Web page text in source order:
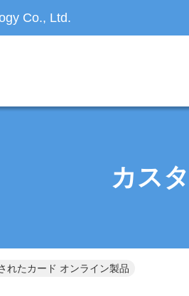
Co., Ltd.
カス
れたカード オンライン製品